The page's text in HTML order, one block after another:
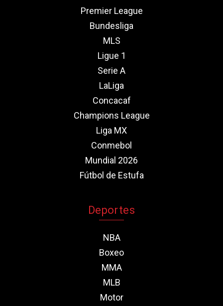
Premier League
Bundesliga
MLS
Ligue 1
Serie A
LaLiga
Concacaf
Champions League
Liga MX
Conmebol
Mundial 2026
Fútbol de Estufa
Deportes
NBA
Boxeo
MMA
MLB
Motor